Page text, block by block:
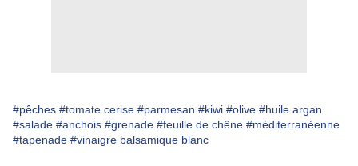
#pêches #tomate cerise #parmesan #kiwi #olive #huile argan
#salade #anchois #grenade #feuille de chêne #méditerranéenne
#tapenade #vinaigre balsamique blanc